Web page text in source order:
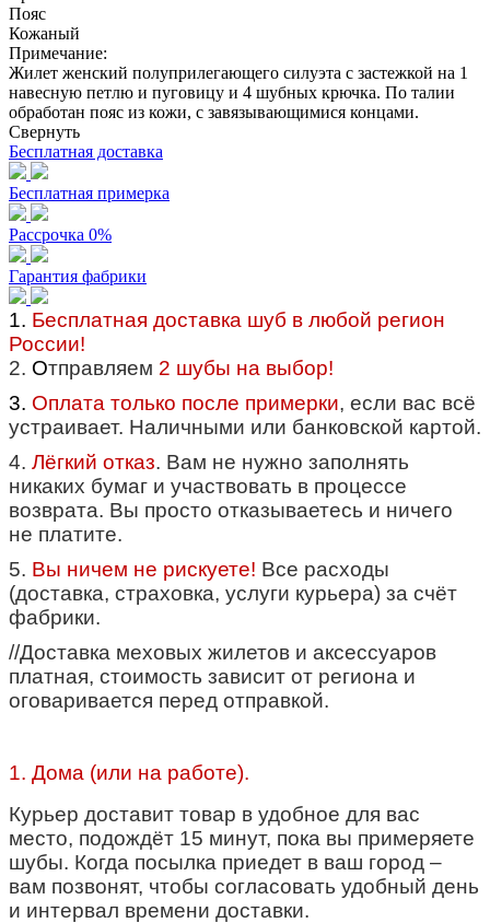
Пояс
Кожаный
Примечание:
Жилет женский полуприлегающего силуэта с застежкой на 1
навесную петлю и пуговицу и 4 шубных крючка. По талии
обработан пояс из кожи, с завязывающимися концами.
Свернуть
Бесплатная доставка
Бесплатная примерка
Рассрочка 0%
Гарантия фабрики
1. Бесплатная доставка шуб в любой регион
России!
2. Отправляем 2 шубы на выбор!
3. Оплата только после примерки, если вас всё
устраивает. Наличными или банковской картой.
4. Лёгкий отказ. Вам не нужно заполнять
никаких бумаг и участвовать в процессе
возврата. Вы просто отказываетесь и ничего
не платите.
5. Вы ничем не рискуете! Все расходы
(доставка, страховка, услуги курьера) за счёт
фабрики.
//Доставка меховых жилетов и аксессуаров
платная, стоимость зависит от региона и
оговаривается перед отправкой.
1. Дома (или на работе).
Курьер доставит товар в удобное для вас
место, подождёт 15 минут, пока вы примеряете
шубы. Когда посылка приедет в ваш город –
вам позвонят, чтобы согласовать удобный день
и интервал времени доставки.